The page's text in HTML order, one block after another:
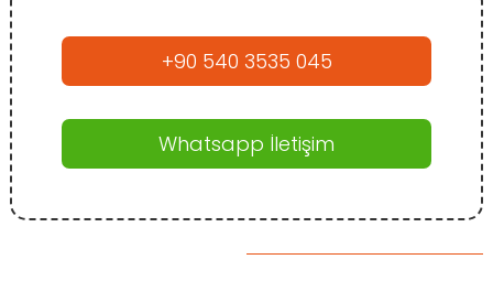
+90 540 3535 045
Whatsapp İletişim